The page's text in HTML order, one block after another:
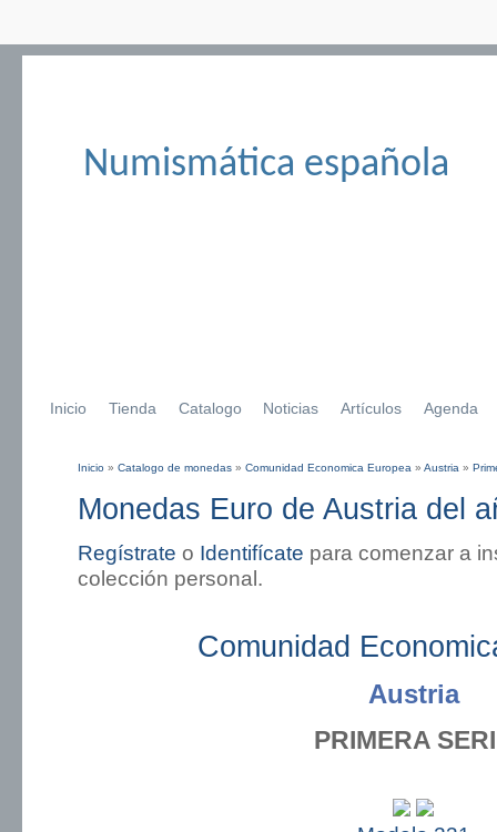
Numismática española
Inicio Tienda Catalogo Noticias Artículos Agenda
Inicio » Catalogo de monedas » Comunidad Economica Europea » Austria »
Monedas Euro de Austria del
Regístrate o Identifícate para comenzar a
colección personal.
Comunidad
Austria
PRIMERA